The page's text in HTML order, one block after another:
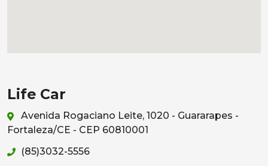
Life Car
Avenida Rogaciano Leite, 1020 - Guararapes -
Fortaleza/CE - CEP 60810001
(85)3032-5556